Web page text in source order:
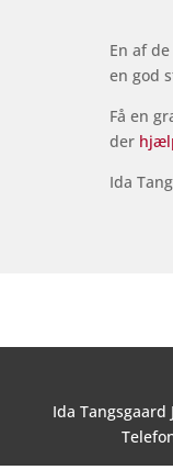
En af
en god
Få en
der
Ida
Ida Tangsgaard